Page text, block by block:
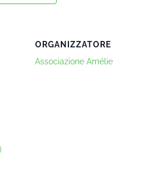
ORGANIZZATORE
Associazione Amélie